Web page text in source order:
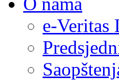
e-Veritas